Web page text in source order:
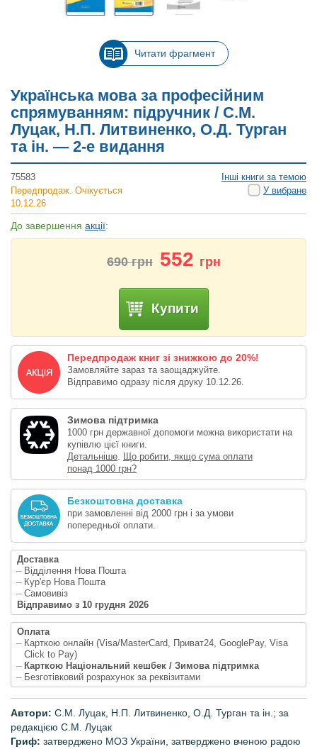
Читати фрагмент
Українська мова за професійним
спрямуванням: підручник / С.М.
Луцак, Н.П. Литвиненко, О.Д. Турган
та ін. — 2-е видання
75583
Інші книги за темою
Передпродаж. Очікується
10.12.26
У вибране
До завершення акції:
690грн 552 грн
Купити
Передпродаж книг зі знижкою до 20%!
Замовляйте зараз та заощаджуйте.
Відправимо одразу після друку 10.12.26.
Зимова підтримка
1000 грн державної допомоги можна використати на
купівлю цієї книги.
Детальніше. Що робити, якщо сума оплати
понад 1000 грн?
Безкоштовна доставка
при замовленні від 2000 грн і за умови
попередньої оплати.
Доставка
Відділення Нова Пошта
Кур'єр Нова Пошта
Самовивіз
Відправимо з 10 грудня 2026
Оплата
Карткою онлайн (Visa/MasterCard, Приват24, GooglePay, Visa
Click to Pay)
Карткою Національний кешбек / Зимова підтримка
Безготівковий розрахунок за реквізитами
Автори: С.М. Луцак, Н.П. Литвиненко, О.Д. Турган та ін.; за
редакцією С.М. Луцак
Гриф: затверджено МОЗ України, затверджено вченою радою